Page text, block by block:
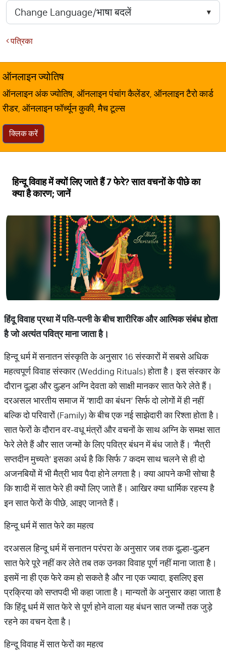
पत्रिका
ऑनलाइन ज्योतिष
ऑनलाइन अंक ज्योतिष, ऑनलाइन पंचांग कैलेंडर, ऑनलाइन टैरो कार्ड
रीडर, ऑनलाइन फॉर्च्यून कुकी, मैच टूल्स
क्लिक करें
हिन्दू विवाह में क्यों लिए जाते हैं 7 फेरे? सात वचनों के पीछे का
क्या है कारण; जानें
हिंदूविवाहप्रथामेंपति-पत्नीकेबीचशारीरिकऔरआत्मिकसंबंधहोता
हैजोअत्यंतपवित्रमानाजाताहै।
हिन्दू धर्म में सनातन संस्कृति के अनुसार 16 संस्कारों में सबसे अधिक
महत्वपूर्ण विवाह संस्कार (Wedding Rituals) होता है। इस संस्कार के
दौरान दूल्हा और दुल्हन अग्नि देवता को साक्षी मानकर सात फेरे लेते हैं।
दरअसल भारतीय समाज में ‘शादी का बंधन’ सिर्फ दो लोगों में ही नहीं
बल्कि दो परिवारों (Family) के बीच एक नई साझेदारी का रिश्ता होता है।
सात फेरों के दौरान वर-वधू मंत्रों और वचनों के साथ अग्नि के समक्ष सात
फेरे लेते हैं और सात जन्मों के लिए पवित्र बंधन में बंध जाते हैं। ‘मैत्री
सप्तदीन मुच्यते’ इसका अर्थ है कि सिर्फ 7 कदम साथ चलने से ही दो
अजनबियों में भी मैत्री भाव पैदा होने लगता है। क्या आपने कभी सोचा है
कि शादी में सात फेरे ही क्यों लिए जाते हैं। आखिर क्या धार्मिक रहस्य है
इन सात फेरों के पीछे, आइए जानते हैं।
हिन्दू धर्म में सात फेरे का महत्व
दरअसल हिन्दू धर्म में सनातन परंपरा के अनुसार जब तक दूल्हा-दुल्हन
सात फेरे पूरे नहीं कर लेते तब तक उनका विवाह पूर्ण नहीं माना जाता है।
इसमें ना ही एक फेरे कम हो सकते है और ना एक ज्यादा, इसलिए इस
प्रक्रिया को सप्तपदी भी कहा जाता है। मान्यतों के अनुसार कहा जाता है
कि हिंदू धर्म में सात फेरे से पूर्ण होने वाला यह बंधन सात जन्मों तक जुड़े
रहने का वचन देता है।
हिन्दू विवाह में सात फेरों का महत्व